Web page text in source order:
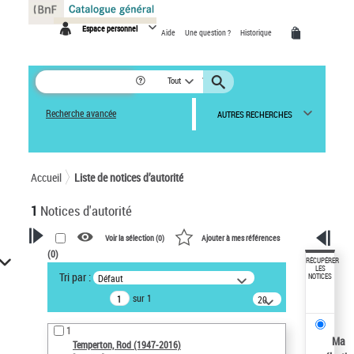
Espace personnel Aide Une question ? Historique
Tout
Recherche avancée AUTRES RECHERCHES
Accueil Liste de notices d’autorité
1 Notices d'autorité
VOTRE RECHERCHE
Recherche avancée dans les
notices d’autorité
Œuvres liées à l'auteur :
Temperton, Rod (1947-2016)
Voir la sélection (0) Ajouter à mes références
(0)
Tri par : Défaut
sur 1
20
résultats/page
1
Temperton, Rod (1947-2016)
RÉCUPÉRER
LES
NOTICES
Ma
Panneau de gestion des cookies